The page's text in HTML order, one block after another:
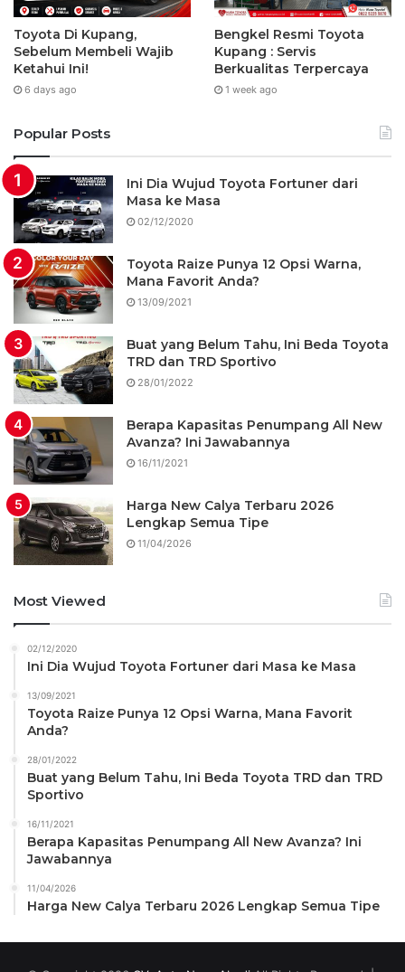
Toyota Di Kupang,
Sebelum Membeli Wajib
Ketahui Ini!
6 days ago
Bengkel Resmi Toyota
Kupang : Servis
Berkualitas Terpercaya
1 week ago
Popular Posts
Ini Dia Wujud Toyota Fortuner dari
Masa ke Masa
02/12/2020
Toyota Raize Punya 12 Opsi Warna,
Mana Favorit Anda?
13/09/2021
Buat yang Belum Tahu, Ini Beda Toyota
TRD dan TRD Sportivo
28/01/2022
Berapa Kapasitas Penumpang All New
Avanza? Ini Jawabannya
16/11/2021
Harga New Calya Terbaru 2026
Lengkap Semua Tipe
11/04/2026
Most Viewed
02/12/2020
Ini Dia Wujud Toyota Fortuner dari Masa ke Masa
13/09/2021
Toyota Raize Punya 12 Opsi Warna, Mana Favorit
Anda?
28/01/2022
Buat yang Belum Tahu, Ini Beda Toyota TRD dan TRD
Sportivo
16/11/2021
Berapa Kapasitas Penumpang All New Avanza? Ini
Jawabannya
11/04/2026
Harga New Calya Terbaru 2026 Lengkap Semua Tipe